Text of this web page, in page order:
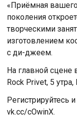
«Приёмная
поколения
творческими
изготовлением
с ди-джеем.
На главной сцене
Rock Privet, 5
Регистрируйтесь
vk.cc/cOwinX.